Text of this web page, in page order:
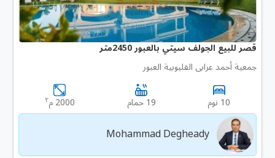
قصر للبيع الجولف سيتي بالعبور 2450متر
جمعية أحمد عرابى القليوبية العبور
10 نوم 19 حمام 2000 م ٢
Mohammad Degheady